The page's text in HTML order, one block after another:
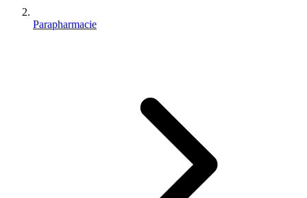
Parapharmacie